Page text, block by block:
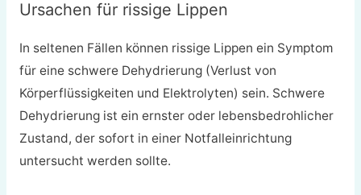
Ursachen für rissige Lippen
In seltenen Fällen können rissige Lippen ein Symptom
für eine schwere Dehydrierung (Verlust von
Körperflüssigkeiten und Elektrolyten) sein. Schwere
Dehydrierung ist ein ernster oder lebensbedrohlicher
Zustand, der sofort in einer Notfalleinrichtung
untersucht werden sollte.